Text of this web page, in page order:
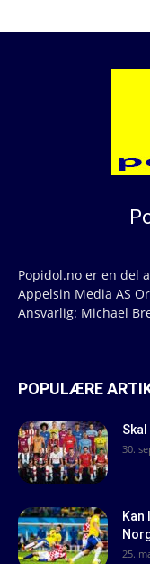
Popidol.no er en del
Appelsin Media AS
Ansvarlig: Michael
POPULÆRE
30.
25.